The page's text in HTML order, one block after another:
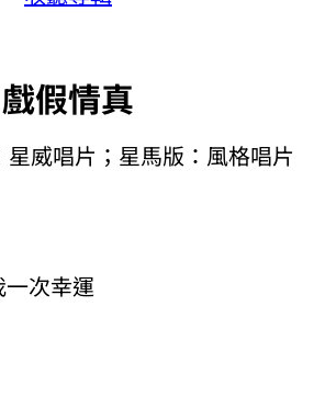
戲假情真
威唱片；星馬版：風格唱片
次幸運